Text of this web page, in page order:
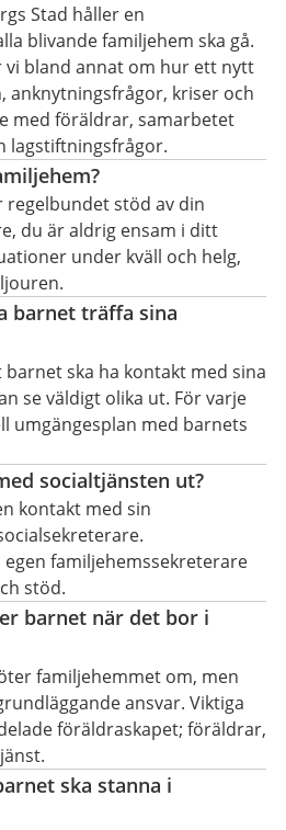
Stad håller en
blivande familjehem ska gå.
bland annat om hur ett nytt
anknytningsfrågor, kriser och
med föräldrar, samarbetet
lagstiftningsfrågor.
regelbundet stöd av din
du är aldrig ensam i ditt
under kväll och helg,
barnet träffa sina
ska ha kontakt med sina
se väldigt olika ut. För varje
umgängesplan med barnets
socialtjänsten ut?
kontakt med sin
familjehemssekreterare
stöd.
barnet när det bor i
familjehemmet om, men
ansvar. Viktiga
föräldraskapet; föräldrar,
ska stanna i